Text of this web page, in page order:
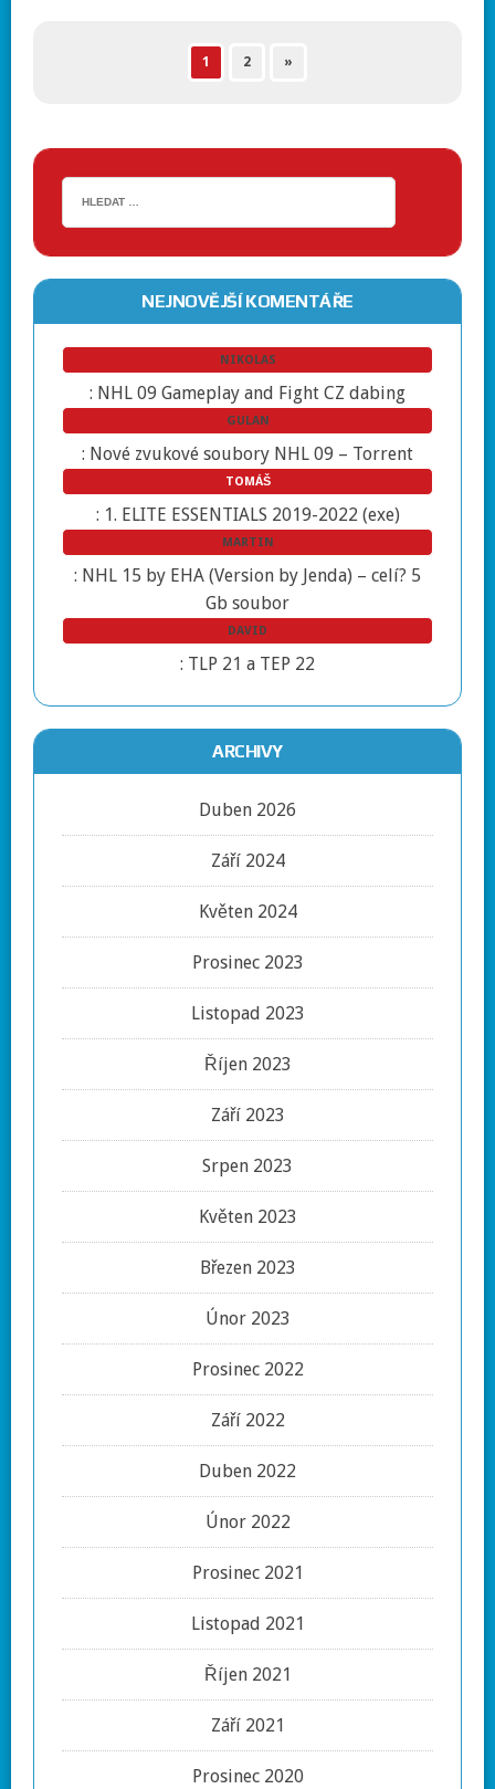
1 2 »
NEJNOVĚJŠÍ KOMENTÁŘE
NIKOLAS
: NHL 09 Gameplay and Fight CZ dabing
GULAN
: Nové zvukové soubory NHL 09 – Torrent
TOMÁŠ
: 1. ELITE ESSENTIALS 2019-2022 (exe)
MARTIN
: NHL 15 by EHA (Version by Jenda) – celí? 5
Gb soubor
DAVID
: TLP 21 a TEP 22
ARCHIVY
Duben 2026
Září 2024
Květen 2024
Prosinec 2023
Listopad 2023
Říjen 2023
Září 2023
Srpen 2023
Květen 2023
Březen 2023
Únor 2023
Prosinec 2022
Září 2022
Duben 2022
Únor 2022
Prosinec 2021
Listopad 2021
Říjen 2021
Září 2021
Prosinec 2020